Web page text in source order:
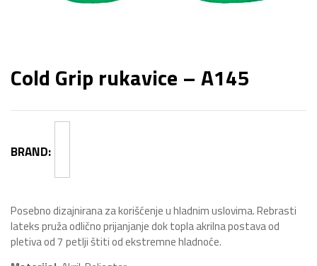
Cold Grip rukavice – A145
BRAND:
Posebno dizajnirana za korišćenje u hladnim uslovima. Rebrasti
lateks pruža odlično prijanjanje dok topla akrilna postava od
pletiva od 7 petlji štiti od ekstremne hladnoće.